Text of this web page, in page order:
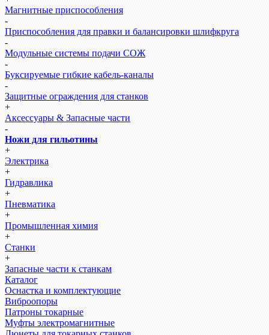
Магнитные приспособления
-
Приспособления для правки и балансировки шлифкруга
-
Модульные системы подачи СОЖ
-
Буксируемые гибкие кабель-каналы
-
Защитные ограждения для станков
+
Аксессуары & Запасные части
-
Ножи для гильотины
+
Электрика
+
Гидравлика
+
Пневматика
+
Промышленная химия
+
Станки
+
Запасные части к станкам
Каталог
Оснастка и комплектующие
Виброопоры
Патроны токарные
Муфты электромагнитные